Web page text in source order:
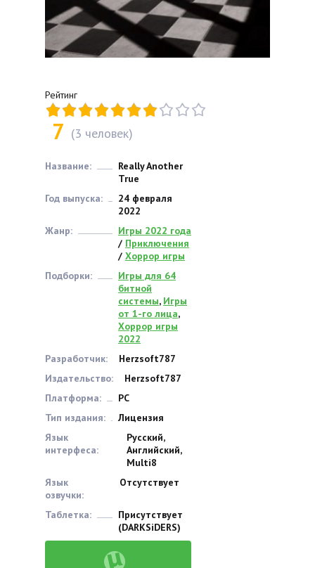
Рейтинг
7 (3 человек)
Название:
Really Another
True
Год выпуска:
24 февраля
2022
Жанр:
Игры 2022 года
/ Приключения
/ Хоррор игры
Подборки:
Игры для 64
битной
системы, Игры
от 1-го лица,
Хоррор игры
2022
Разработчик:
Herzsoft787
Издательство:
Herzsoft787
Платформа:
PC
Тип издания:
Лицензия
Язык
интерфеса:
Русский,
Английский,
Multi8
Язык
озвучки:
Отсутствует
Таблетка:
Присутствует
(DARKSiDERS)